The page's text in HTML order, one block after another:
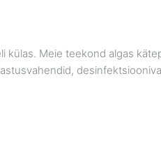
külas. Meie teekond algas